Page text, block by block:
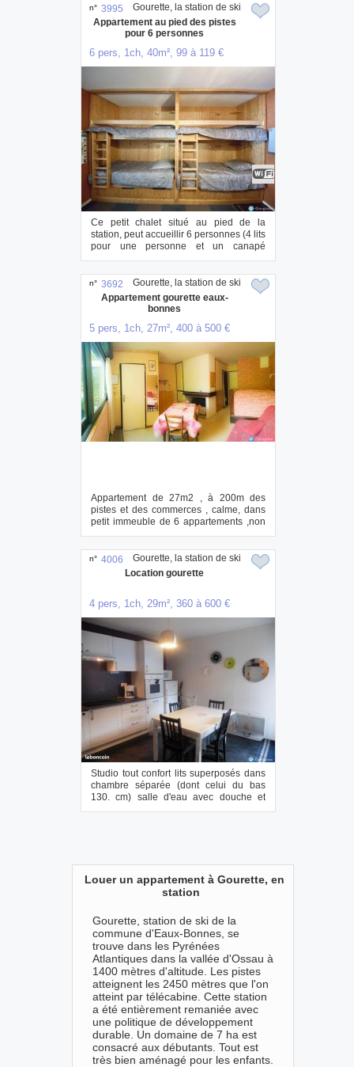
n° 3995
Appartement au pied des pistes
pour 6 personnes
6 pers, 1ch, 40m², 99 à 119 €
Ce petit chalet situé au pied de la
station, peut accueillir 6 personnes (4 lits
pour une personne et un canapé
converti...
Gourette, la station de ski
n° 3692
Appartement gourette eaux-
bonnes
5 pers, 1ch, 27m², 400 à 500 €
Appartement de 27m2 , à 200m des
pistes et des commerces , calme, dans
petit immeuble de 6 appartements ,non
fumeur , p...
Gourette, la station de ski
n° 4006
Location gourette
4 pers, 1ch, 29m², 360 à 600 €
Studio tout confort lits superposés dans
chambre séparée (dont celui du bas
130. cm) salle d'eau avec douche et
lav...
Gourette, la station de ski
Louer un appartement à Gourette, en
station
Gourette, station de ski de la
commune d'Eaux-Bonnes, se
trouve dans les Pyrénées
Atlantiques dans la vallée d'Ossau à
1400 mètres d'altitude. Les pistes
atteignent les 2450 mètres que l'on
atteint par télécabine. Cette station
a été entièrement remaniée avec
une politique de développement
durable. Un domaine de 7 ha est
consacré aux débutants. Tout est
très bien aménagé pour les enfants.